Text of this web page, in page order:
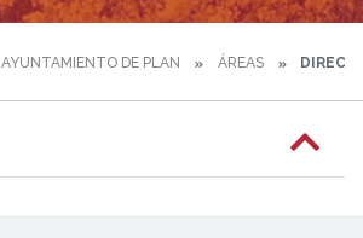
AYUNTAMIENTO DE PLAN ÁREAS